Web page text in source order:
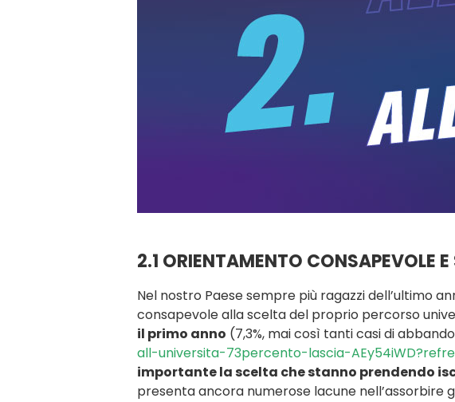
2.1 ORIENTAMENTO CONSAPEVOLE
Nel nostro Paese sempre più ragazzi dell’ultimo
consapevole alla scelta del proprio percorso
il primo anno (7,3%, mai così tanti casi di
all-universita-73percento-lascia-
importante la scelta che stanno prendendo
presenta ancora numerose lacune